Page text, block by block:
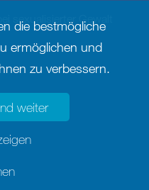
die bestmögliche
ermöglichen und
zu verbessern.
weiter